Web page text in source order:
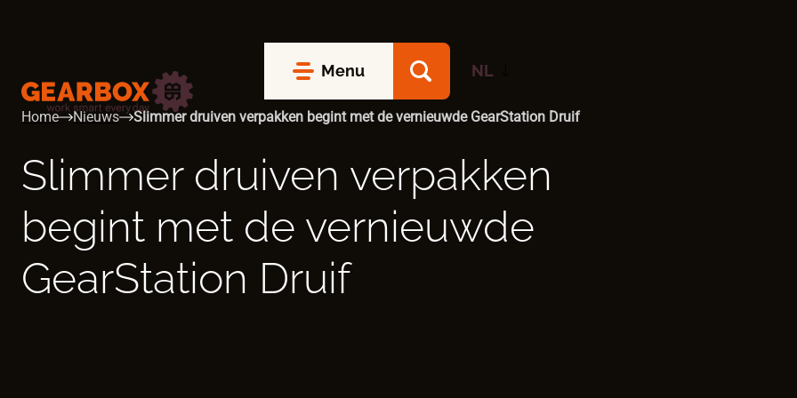
Menu NL
Home Nieuws Slimmer druiven verpakken begint met de vernieuwde GearStation Druif
Slimmer druiven verpakken
begint met de vernieuwde
GearStation Druif